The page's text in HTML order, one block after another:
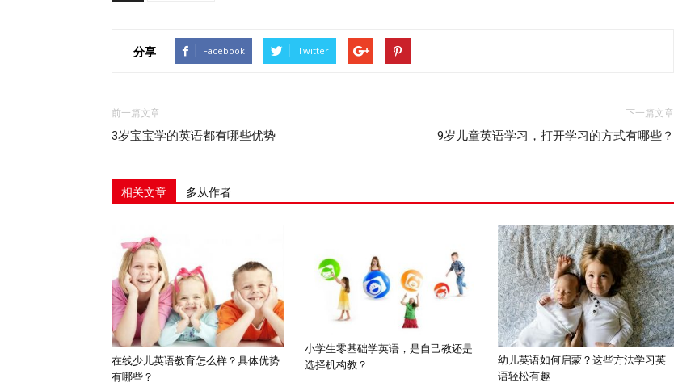
分享 Facebook Twitter
前一篇文章
3岁宝宝学的英语都有哪些优势
下一篇文章
9岁儿童英语学习，打开学习的方式有哪些？
相关文章 多从作者
在线少儿英语教育怎么样？具体优势
有哪些？
小学生零基础学英语，是自己教还是
选择机构教？
幼儿英语如何启蒙？这些方法学习英
语轻松有趣